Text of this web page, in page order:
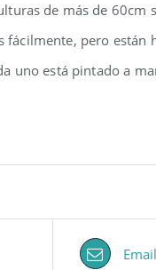
de más de 60cm
pero están
uno está pintado a